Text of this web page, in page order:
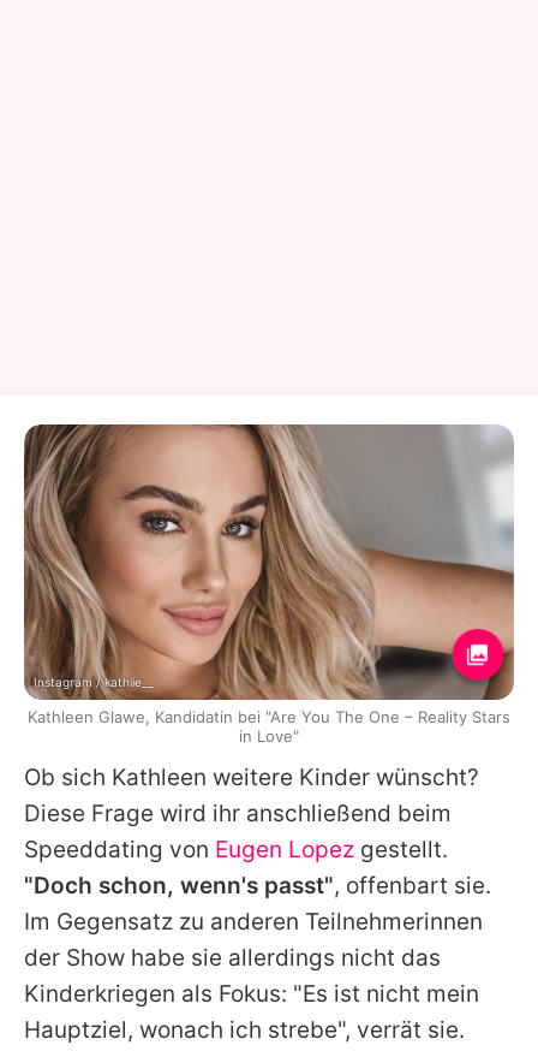
Ob sich Kathleen weitere Kinder wünscht?
Diese Frage wird ihr anschließend beim
Speeddating von Eugen Lopez gestellt.
"Doch schon, wenn's passt", offenbart sie.
Im Gegensatz zu anderen Teilnehmerinnen
der Show habe sie allerdings nicht das
Kinderkriegen als Fokus: "Es ist nicht mein
Hauptziel, wonach ich strebe", verrät sie.
Instagram / kathiie__
Kathleen Glawe, Kandidatin bei "Are You The One – Reality Stars
in Love"